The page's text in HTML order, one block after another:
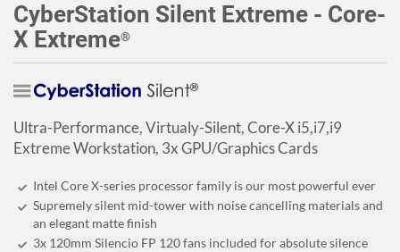
CyberStation Silent Extreme - Core-
X Extreme®
Ultra-Performance, Virtualy-Silent, Core-X i5,i7,i9
Extreme Workstation, 3x GPU/Graphics Cards
Intel Core X-series processor family is our most powerful ever
Supremely silent mid-tower with noise cancelling materials and
an elegant matte finish
3x 120mm Silencio FP 120 fans included for absolute silence